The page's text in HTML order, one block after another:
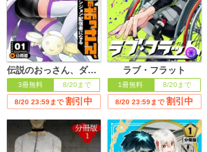
伝説のおっさん、ダンジョン配信者になる【分冊版】
3冊無料 8/20まで
8/20 23:59まで 割引中
ラブ・フラット
1冊無料 8/20まで
8/20 23:59まで 割引中